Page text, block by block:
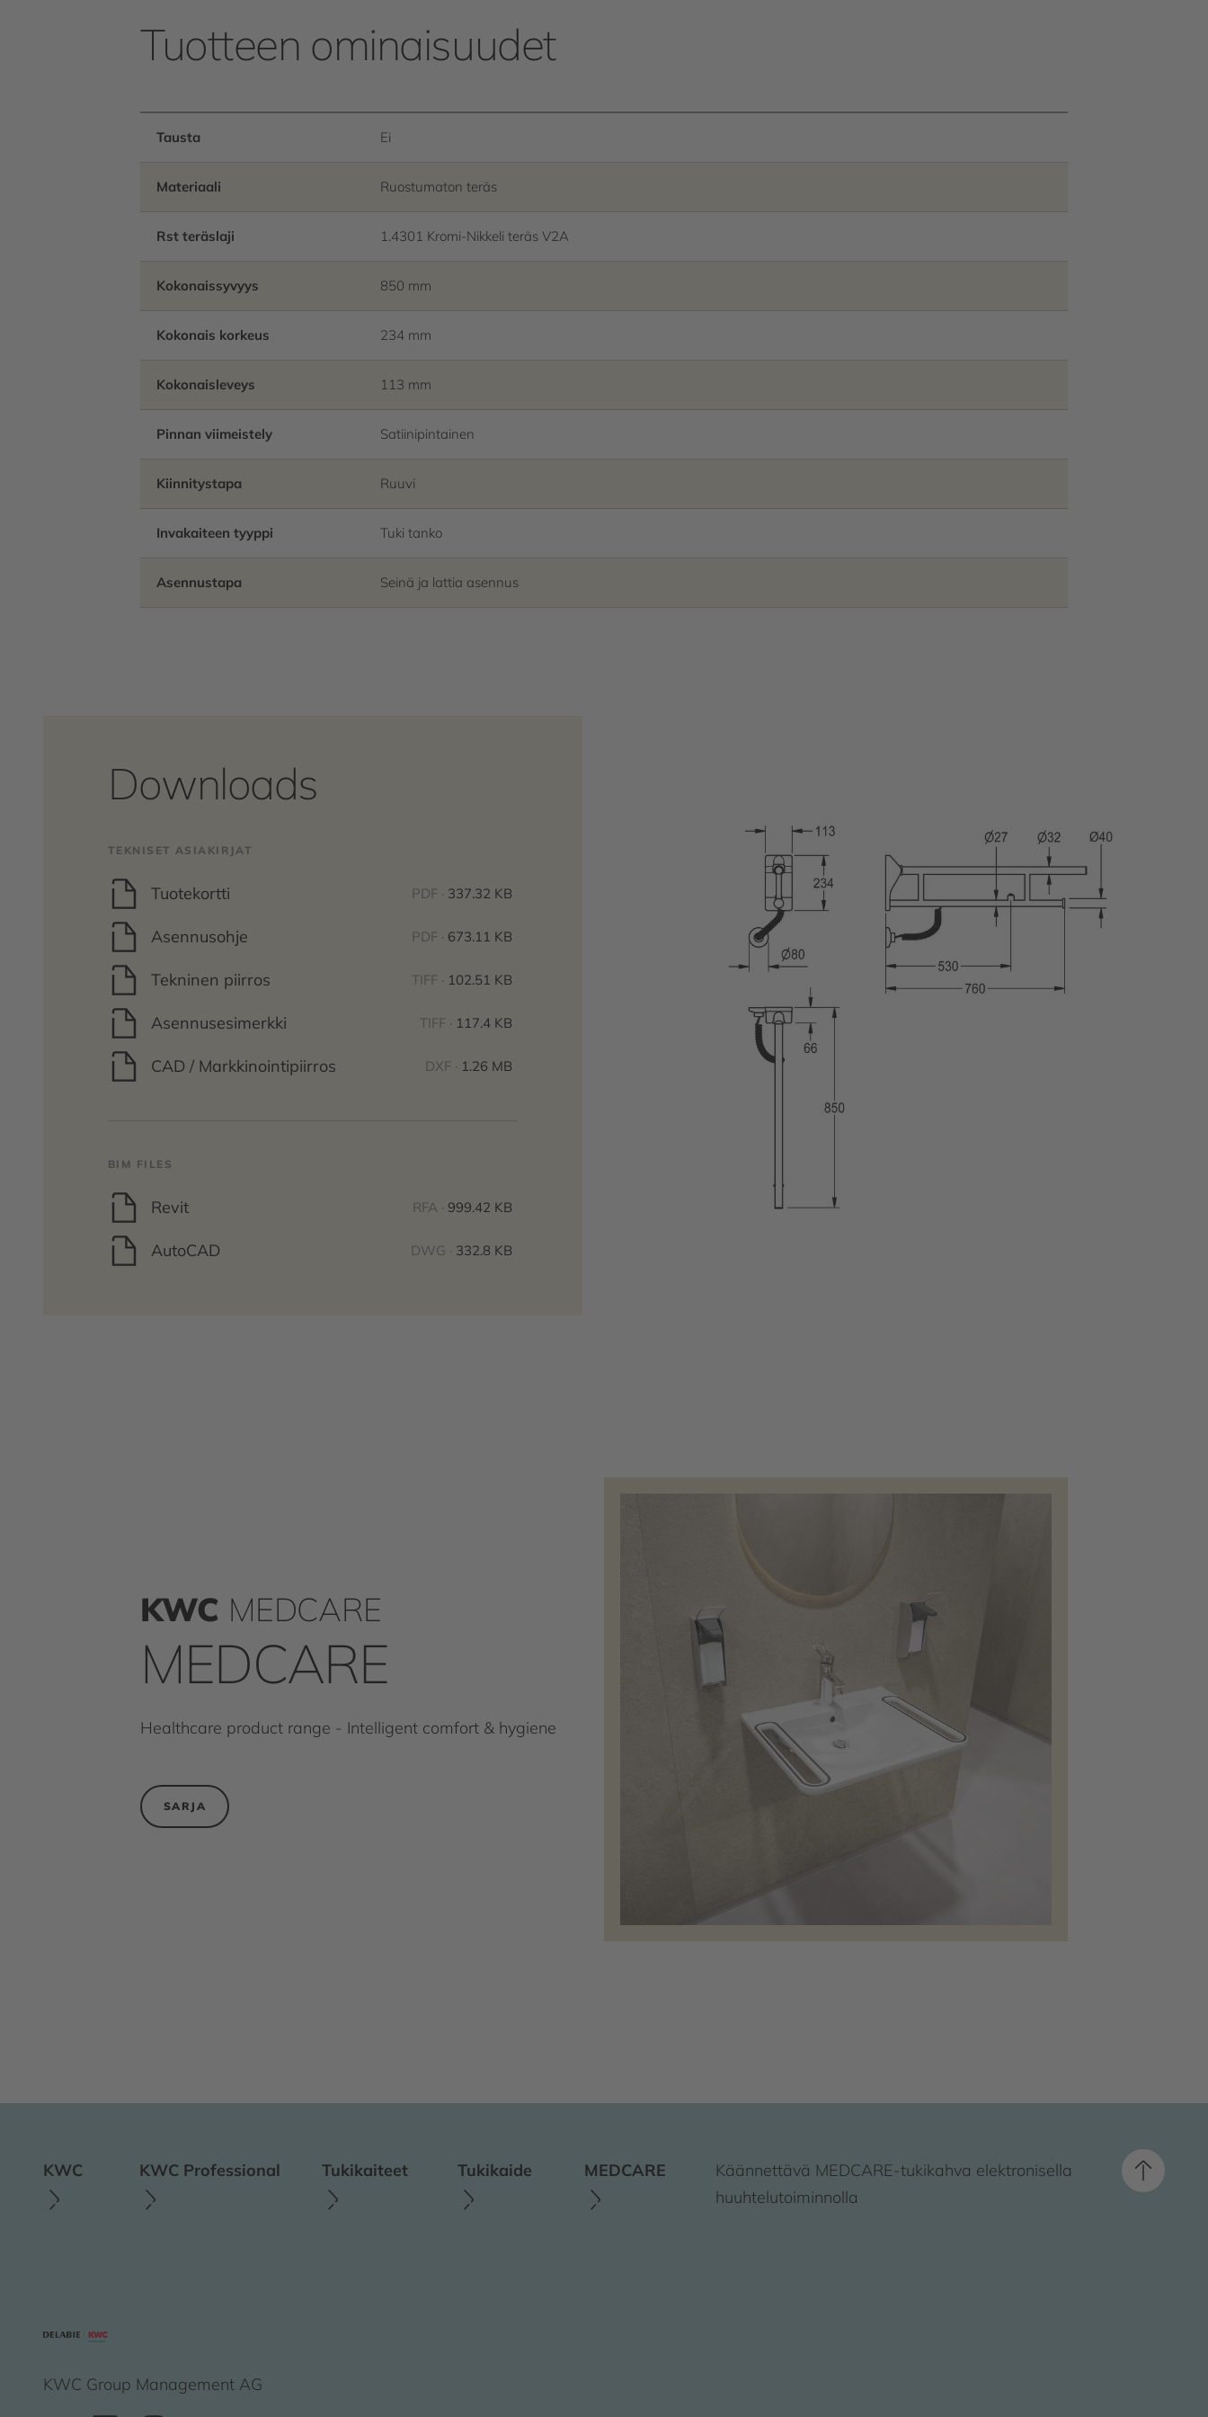
Tuotteen ominaisuudet
Tausta Ei
Materiaali Ruostumaton teräs
Rst teräslaji 1.4301 Kromi-Nikkeli teräs V2A
Kokonaissyvyys 850 mm
Kokonais korkeus 234 mm
Kokonaisleveys 113 mm
Pinnan viimeistely Satiinipintainen
Kiinnitystapa Ruuvi
Invakaiteen tyyppi Tuki tanko
Asennustapa Seinä ja lattia asennus
Downloads
TEKNISET ASIAKIRJAT
Tuotekortti PDF · 337.32 KB
Asennusohje PDF · 673.11 KB
Tekninen piirros TIFF · 102.51 KB
Asennusesimerkki TIFF · 117.4 KB
CAD / Markkinointipiirros DXF · 1.26 MB
BIM FILES
Revit RFA · 999.42 KB
AutoCAD DWG · 332.8 KB
KWC MEDCARE
MEDCARE
Healthcare product range - Intelligent comfort & hygiene
SARJA
KWC KWC Professional Tukikaiteet Tukikaide MEDCARE
Käännettävä MEDCARE-tukikahva elektronisella
huuhtelutoiminnolla
KWC Group Management AG